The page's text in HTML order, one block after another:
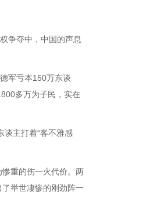
争夺中，中国的声息
军亏本150万东谈
多万为子民，实在
主打着“客不雅感
重的伤一火代价。两
举世凄惨的刚劲阵一